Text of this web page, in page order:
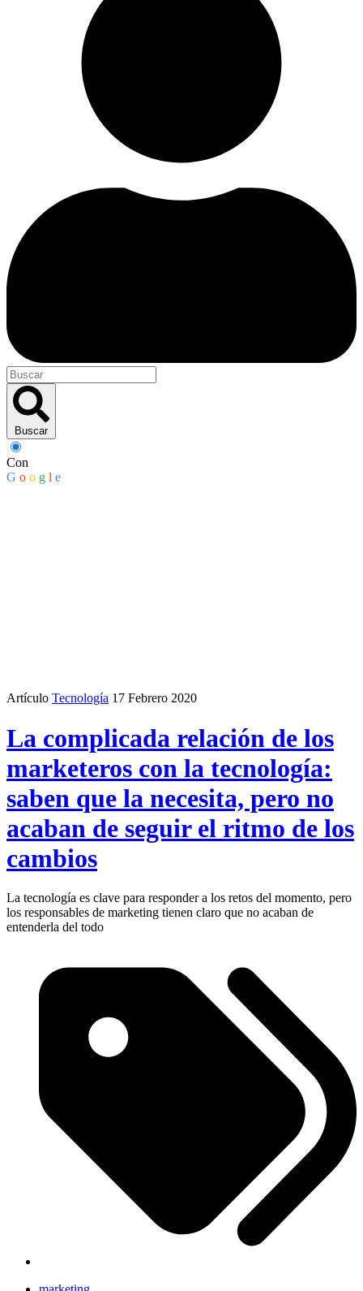
Buscar
Con
G o o g l e
Artículo Tecnología 17 Febrero 2020
La complicada relación de los
marketeros con la tecnología:
saben que la necesita, pero no
acaban de seguir el ritmo de los
cambios
La tecnología es clave para responder a los retos del momento, pero
los responsables de marketing tienen claro que no acaban de
entenderla del todo